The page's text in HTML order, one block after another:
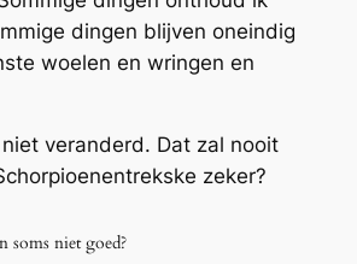
dingen blijven oneindig
woelen en wringen en
veranderd. Dat zal nooit
zeker?
soms niet goed?